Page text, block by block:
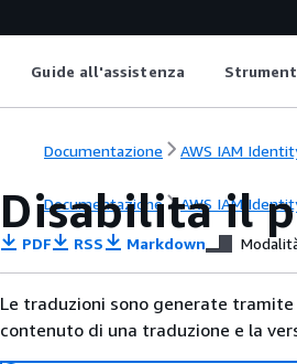
Guide all'assistenza
Documentazione AWS IAM
Documentazione AWS IAM
Disabilita il
PDF RSS Markdown
Le traduzioni sono generate
contenuto di una traduzione e la